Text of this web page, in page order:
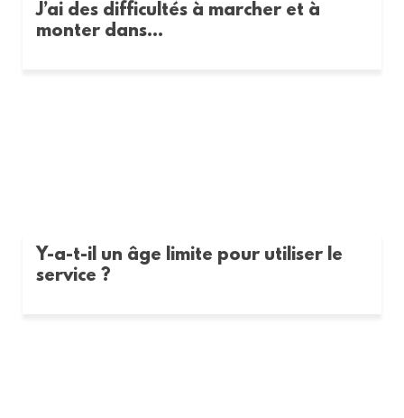
J’ai des difficultés à marcher et à
monter dans...
Y-a-t-il un âge limite pour utiliser le
service ?